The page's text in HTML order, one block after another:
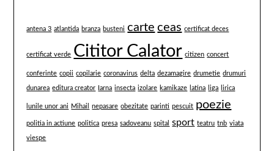
antena 3 atlantida branza busteni carte ceas certificat deces
certificat verde Cititor Calator citizen concert
conferinte copii copilarie coronavirus delta dezamagire drumetie drumuri
dunarea editura creator Iarna insecta izolare kamikaze latina liga lirica
lunile unor ani Mihail nepasare obezitate parinti pescuit poezie
politia in actiune politica presa sadoveanu spital sport teatru tnb viata
viespe